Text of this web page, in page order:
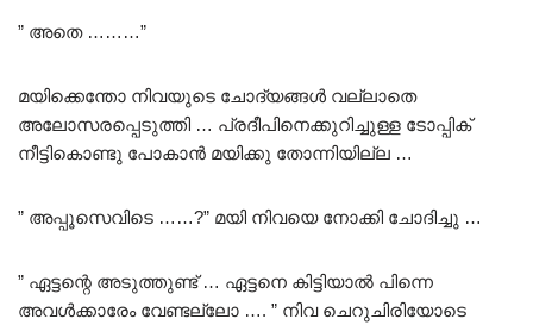
” അതെ ………”
മയിക്കെന്തോ നിവയുടെ ചോദ്യങ്ങൾ വല്ലാതെ
അലോസരപ്പെടുത്തി … പ്രദീപിനെക്കുറിച്ചുള്ള ടോപ്പിക്
നീട്ടികൊണ്ടു പോകാൻ മയിക്കു തോന്നിയില്ല …
” അപ്പൂസെവിടെ ……?” മയി നിവയെ നോക്കി ചോദിച്ചു …
” ഏട്ടന്റെ അടുത്തുണ്ട് … ഏട്ടനെ കിട്ടിയാൽ പിന്നെ
അവൾക്കാരേം വേണ്ടല്ലോ …. ” നിവ ചെറുചിരിയോടെ